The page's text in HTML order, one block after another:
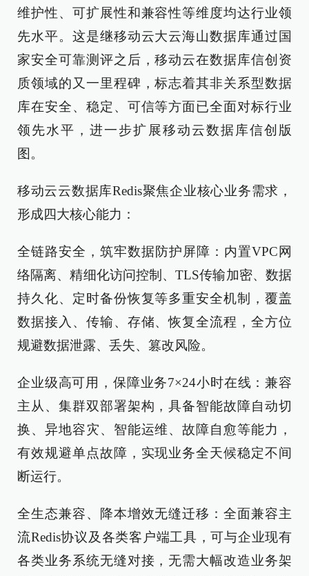
维护性、可扩展性和兼容性等维度均达行业领
先水平。这是继移动云大云海山数据库通过国
家安全可靠测评之后，移动云在数据库信创资
质领域的又一里程碑，标志着其非关系型数据
库在安全、稳定、可信等方面已全面对标行业
领先水平，进一步扩展移动云数据库信创版
图。
移动云云数据库Redis聚焦企业核心业务需求，
形成四大核心能力：
全链路安全，筑牢数据防护屏障：内置VPC网
络隔离、精细化访问控制、TLS传输加密、数据
持久化、定时备份恢复等多重安全机制，覆盖
数据接入、传输、存储、恢复全流程，全方位
规避数据泄露、丢失、篡改风险。
企业级高可用，保障业务7×24小时在线：兼容
主从、集群双部署架构，具备智能故障自动切
换、异地容灾、智能运维、故障自愈等能力，
有效规避单点故障，实现业务全天候稳定不间
断运行。
全生态兼容、降本增效无缝迁移：全面兼容主
流Redis协议及各类客户端工具，可与企业现有
各类业务系统无缝对接，无需大幅改造业务架